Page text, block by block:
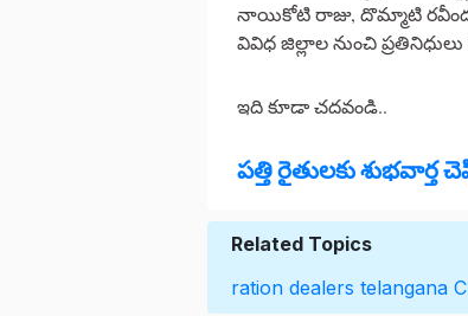
నాయికోటి రాజు, దొమ్మాటి
వివిధ జిల్లాల నుంచి
ఇది కూడా చదవండి..
పత్తి రైతులకు శుభవార్త
Related Topics
ration dealers telangana